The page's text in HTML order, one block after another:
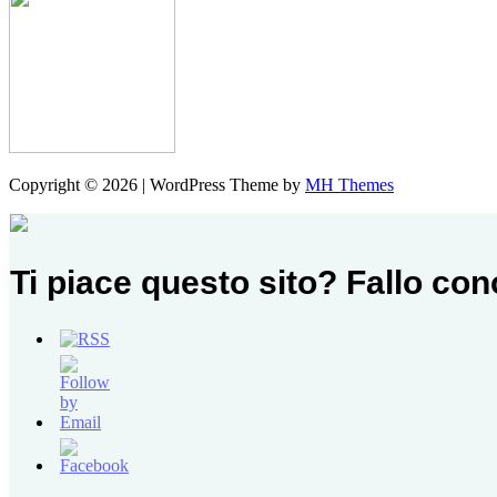
Copyright © 2026 | WordPress Theme by MH Themes
Ti piace questo sito? Fallo